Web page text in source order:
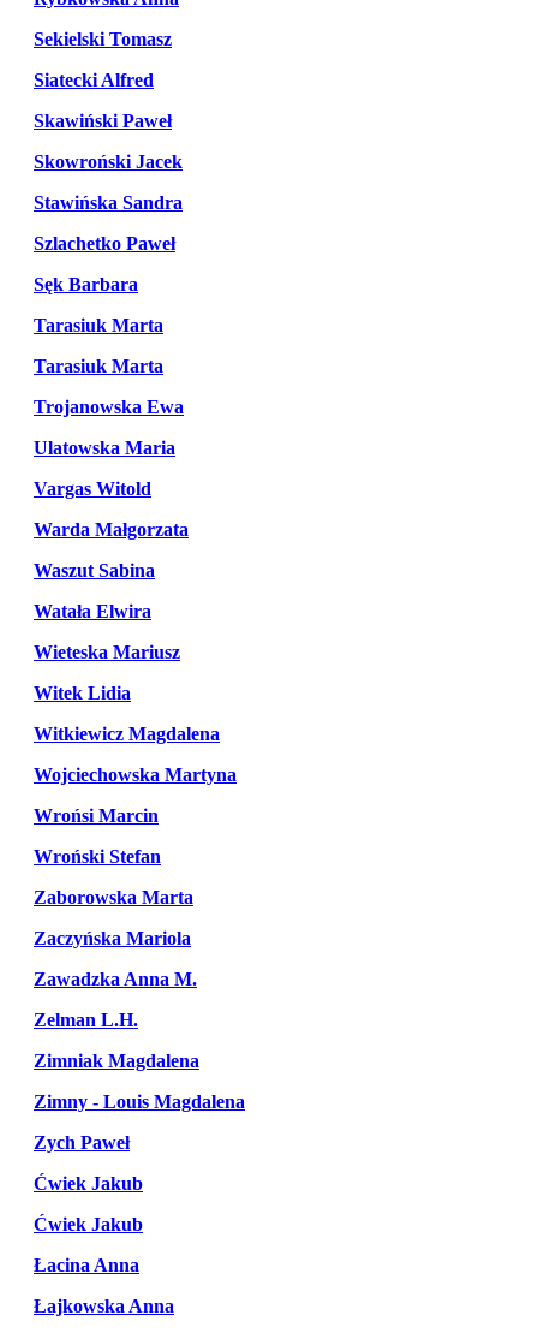
Sekielski Tomasz
Siatecki Alfred
Skawiński Paweł
Skowroński Jacek
Stawińska Sandra
Szlachetko Paweł
Sęk Barbara
Tarasiuk Marta
Tarasiuk Marta
Trojanowska Ewa
Ulatowska Maria
Vargas Witold
Warda Małgorzata
Waszut Sabina
Watała Elwira
Wieteska Mariusz
Witek Lidia
Witkiewicz Magdalena
Wojciechowska Martyna
Wrońsi Marcin
Wroński Stefan
Zaborowska Marta
Zaczyńska Mariola
Zawadzka Anna M.
Zelman L.H.
Zimniak Magdalena
Zimny - Louis Magdalena
Zych Paweł
Ćwiek Jakub
Ćwiek Jakub
Łacina Anna
Łajkowska Anna